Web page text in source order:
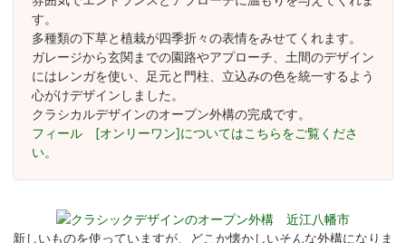
す。
多種類の下草と植栽が四季折々の表情をみせてくれます。
ガレージから玄関までの園路やアプローチ、土間のデザイン
にはレンガを使い、足元と門柱、立込みの色を統一するよう
心がけデザインしました。
クラシカルデザインのオープン外構の完成です。
フィール [オンリーワン]についてはこちらをご覧くださ
い。
新しいものを使っていますが、どこか懐かしいそんな外構になりま